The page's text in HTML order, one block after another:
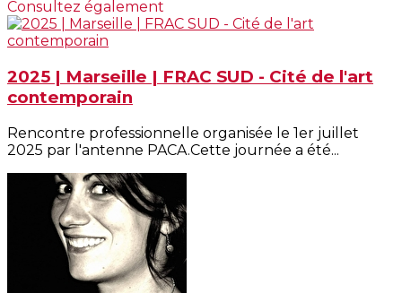
Consultez également
2025 | Marseille | FRAC SUD - Cité de l'art
contemporain
Rencontre professionnelle organisée le 1er juillet
2025 par l'antenne PACA.Cette journée a été...